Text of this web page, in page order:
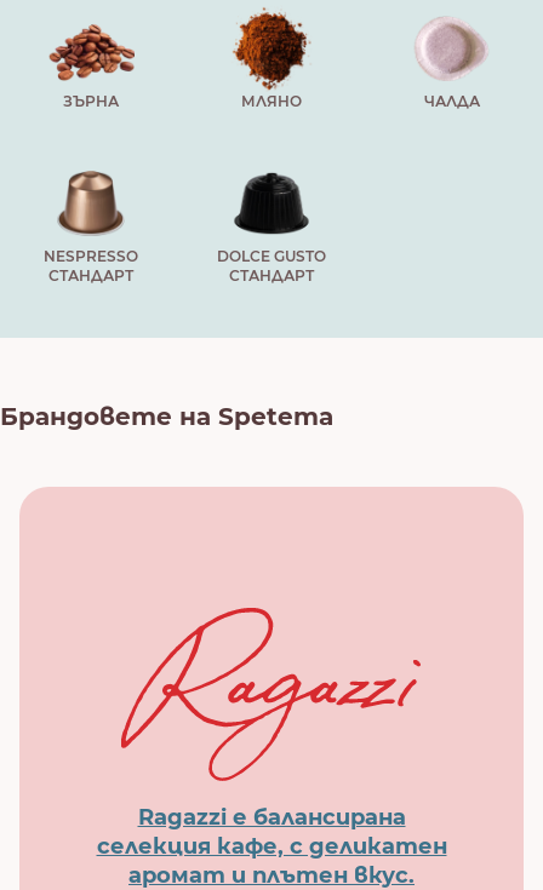
ЗЪРНА МЛЯНО ЧАЛДА
NESPRESSO
СТАНДАРТ
DOLCE GUSTO
СТАНДАРТ
Брандовете на Spetema
Ragazzi е балансирана
селекция кафе, с деликатен
аромат и плътен вкус.